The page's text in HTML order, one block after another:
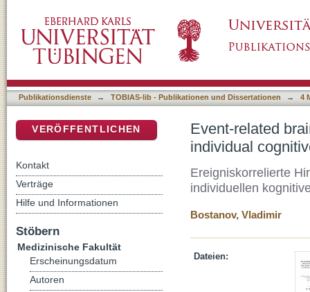
brain-computer interfaces
Publikationsdienste → TOBIAS-lib - Publikationen und Dissertationen → 4
Event-related
individual
Ereigniskorrelierte
individuellen
Bostanov, Vladimir
Dateien:
VERÖFFENTLICHEN
Kontakt
Verträge
Hilfe und Informationen
Stöbern
Medizinische Fakultät
Erscheinungsdatum
Autoren